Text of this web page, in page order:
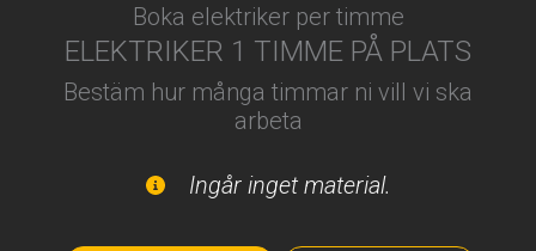
Boka elektriker per timme
ELEKTRIKER 1 TIMME PÅ PLATS
Bestäm hur många timmar ni vill vi ska
arbeta
Ingår inget material.